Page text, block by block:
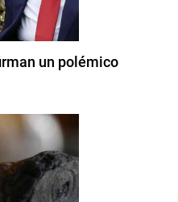
un polémico